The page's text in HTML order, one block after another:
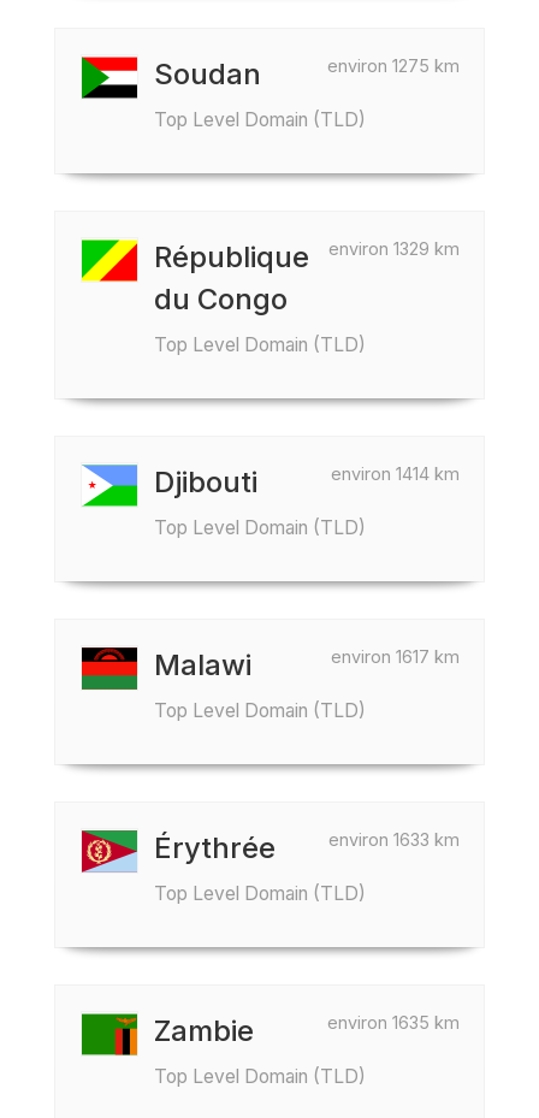
environ 1275 km
Soudan
Top Level Domain (TLD)
environ 1329 km
République
du Congo
Top Level Domain (TLD)
environ 1414 km
Djibouti
Top Level Domain (TLD)
environ 1617 km
Malawi
Top Level Domain (TLD)
environ 1633 km
Érythrée
Top Level Domain (TLD)
environ 1635 km
Zambie
Top Level Domain (TLD)